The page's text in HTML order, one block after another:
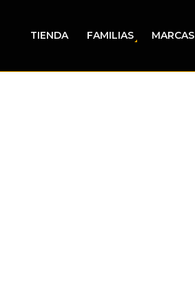
TIENDA FAMILIAS MARCAS